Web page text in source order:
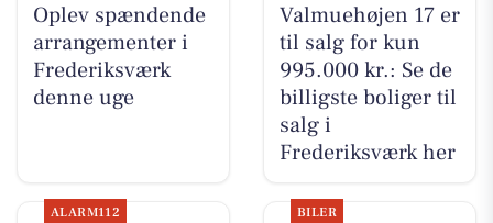
Oplev spændende
arrangementer i
Frederiksværk
denne uge
Valmuehøjen 17 er
til salg for kun
995.000 kr.: Se de
billigste boliger til
salg i
Frederiksværk her
ALARM112 BILER